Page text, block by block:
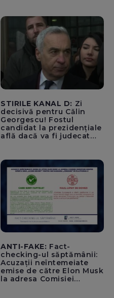
STIRILE KANAL D: Zi
decisivă pentru Călin
Georgescu! Fostul
candidat la prezidențiale
află dacă va fi judecat
ANTI-FAKE: Fact-
checking-ul săptămânii:
Acuzații neîntemeiate
emise de către Elon Musk
la adresa Comisiei